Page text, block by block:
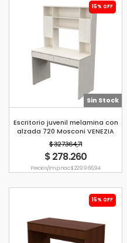
15% OFF
Sin Stock
Escritorio juvenil melamina con
alzada 720 Mosconi VENEZIA
$ 327.364,71
$ 278.260
Precio s/imp. nac. $ 229.966,94
15% OFF